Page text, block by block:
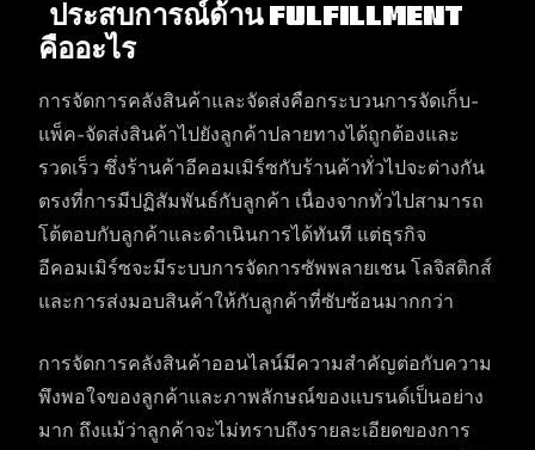
ประสบการณ์ด้าน Fulfillment
คืออะไร
การจัดการคลังสินค้าและจัดส่งคือกระบวนการจัดเก็บ-
แพ็ค-จัดส่งสินค้าไปยังลูกค้าปลายทางได้ถูกต้องและ
รวดเร็ว ซึ่งร้านค้าอีคอมเมิร์ซกับร้านค้าทั่วไปจะต่างกัน
ตรงที่การมีปฏิสัมพันธ์กับลูกค้า เนื่องจากทั่วไปสามารถ
โต้ตอบกับลูกค้าและดำเนินการได้ทันที แต่ธุรกิจ
อีคอมเมิร์ซจะมีระบบการจัดการซัพพลายเชน โลจิสติกส์
และการส่งมอบสินค้าให้กับลูกค้าที่ซับซ้อนมากกว่า
การจัดการคลังสินค้าออนไลน์มีความสำคัญต่อกับความ
พึงพอใจของลูกค้าและภาพลักษณ์ของแบรนด์เป็นอย่าง
มาก ถึงแม้ว่าลูกค้าจะไม่ทราบถึงรายละเอียดของการ